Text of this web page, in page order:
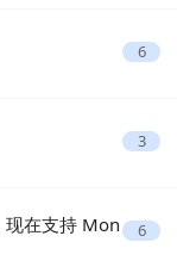
6
3
在支持 Mon
6